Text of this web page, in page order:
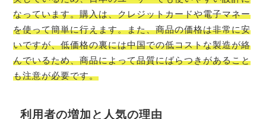
なっています。購入は、クレジットカードや電子マネー
を使って簡単に行えます。また、商品の価格は非常に安
いですが、低価格の裏には中国での低コストな製造が絡
んでいるため、商品によって品質にばらつきがあること
も注意が必要です。
利用者の増加と人気の理由